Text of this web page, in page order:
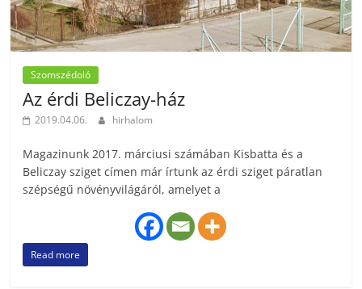
Szomszédoló
Az érdi Beliczay-ház
2019.04.06. hirhalom
Magazinunk 2017. márciusi számában Kisbatta és a
Beliczay sziget címen már írtunk az érdi sziget páratlan
szépségű növényvilágáról, amelyet a
Read more